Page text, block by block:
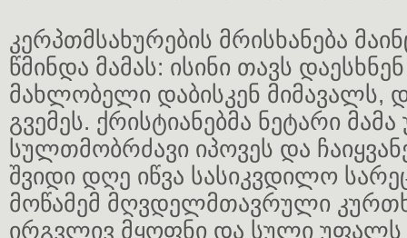
კერპთმსახურების მრისხანება
წმინდა მამას: ისინი თავს
მახლობელი დაბისკენ მიმავალს,
გვემეს. ქრისტიანებმა ნეტარი მამა
სულთმობრძავი იპოვეს და
შვიდი დღე იწვა სასიკვდილო
მოწამემ მღვდელმთავრული
ირგვლივ მყოფნი და სული უფალს